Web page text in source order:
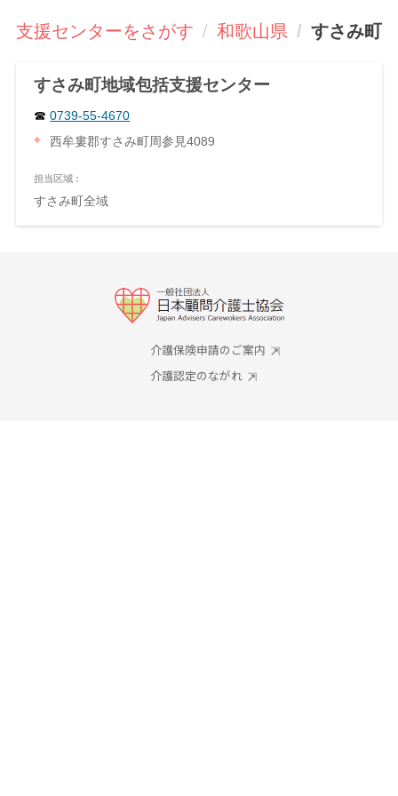
支援センターをさがす 和歌山県 すさみ町
すさみ町地域包括支援センター
0739-55-4670
西牟婁郡すさみ町周参見4089
担当区域 :
すさみ町全域
介護保険申請のご案内
介護認定のながれ